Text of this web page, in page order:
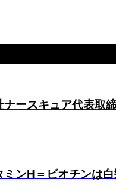
ースキュア代表取
ンH＝ビオチンは